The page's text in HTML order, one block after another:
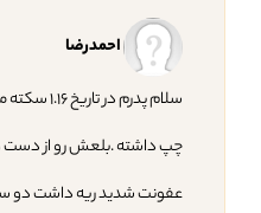
احمدرضا
سلام پدرم در
چپ داشته .بلعش رو از دست
عفونت شدید ریه داشت دو